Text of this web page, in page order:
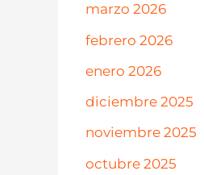
marzo 2026
febrero 2026
enero 2026
diciembre 2025
noviembre 2025
octubre 2025